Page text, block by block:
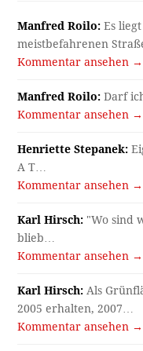
Manfred Roilo: Es
meistbefahrenen
Kommentar ansehen →
Manfred Roilo: Darf
Kommentar ansehen →
Henriette Stepanek:
A T…
Kommentar ansehen →
Karl Hirsch: "Wo sind
blieb…
Kommentar ansehen →
Karl Hirsch: Als
2005 erhalten, 2007…
Kommentar ansehen →